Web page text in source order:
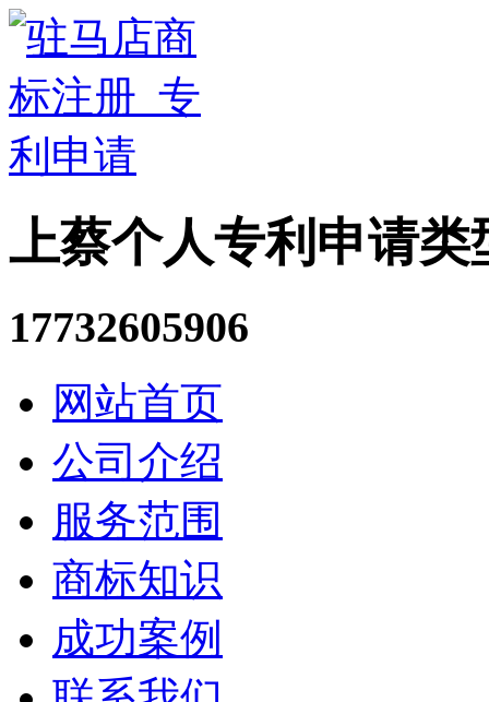
上蔡个人专利申请类
17732605906
网站首页
公司介绍
服务范围
商标知识
成功案例